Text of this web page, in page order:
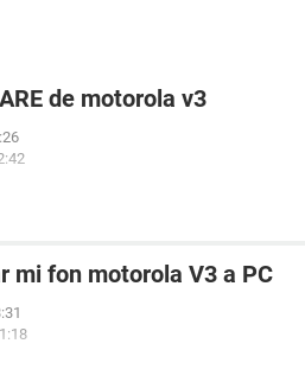
de motorola v3
mi fon motorola V3 a PC